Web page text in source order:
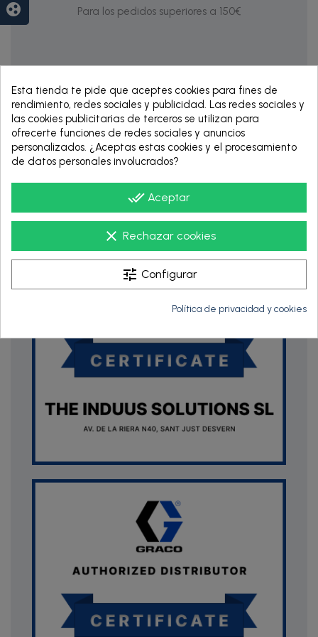
Para los pedidos superiores a 150€
HASTA 60 MESES
Esta tienda te pide que aceptes cookies para fines de
rendimiento, redes sociales y publicidad. Las redes sociales y
las cookies publicitarias de terceros se utilizan para
ofrecerte funciones de redes sociales y anuncios
personalizados. ¿Aceptas estas cookies y el procesamiento
de datos personales involucrados?
done_all Aceptar
clear Rechazar cookies
tune Configurar
Política de privacidad y cookies
group_work